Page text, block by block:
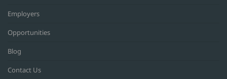
Employers
Opportunities
Blog
Contact Us